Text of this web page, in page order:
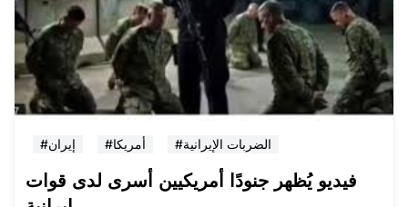
#إيران #أمريكا #الضربات الإيرانية
فيديو يُظهر جنودًا أمريكيين أسرى لدى قوات